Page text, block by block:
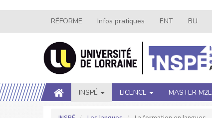
contenu
Navigation
secondaire
RÉFORME Infos pratiques ENT BU
Main
navigation
INSPÉ LICENCE MASTER M2E